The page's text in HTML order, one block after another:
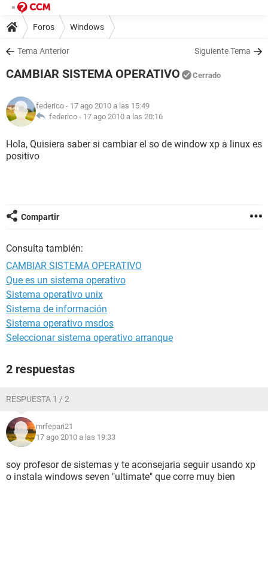
Foros Windows
Tema Anterior Siguiente Tema
CAMBIAR SISTEMA OPERATIVO Cerrado
federico - 17 ago 2010 a las 15:49
federico - 17 ago 2010 a las 20:16
Hola, Quisiera saber si cambiar el so de window xp a linux es
positivo
Compartir
Consulta también:
CAMBIAR SISTEMA OPERATIVO
Que es un sistema operativo
Sistema operativo unix
Sistema de información
Sistema operativo msdos
Seleccionar sistema operativo arranque
2 respuestas
RESPUESTA 1 / 2
mrfepari21
17 ago 2010 a las 19:33
soy profesor de sistemas y te aconsejaria seguir usando xp
o instala windows seven "ultimate" que corre muy bien